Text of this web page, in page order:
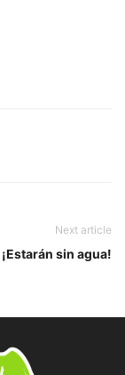
Next article
¡Estarán sin agua!